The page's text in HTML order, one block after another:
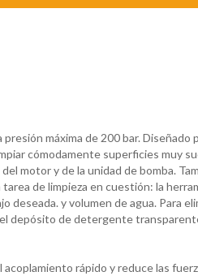
máxima de 200 bar.
cómodamente superficies muy
motor y de la unidad de bomba.
de limpieza en cuestión: la
deseada. y volumen de agua. Para
depósito de detergente
rápido y reduce las